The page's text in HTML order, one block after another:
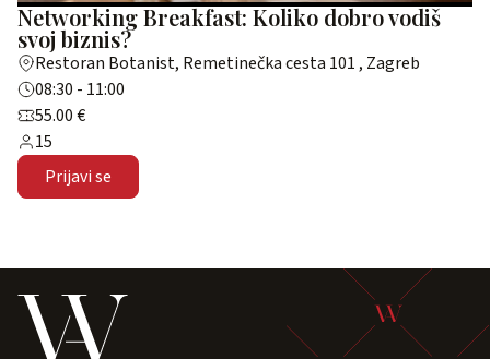
Networking Breakfast: Koliko dobro vodiš
svoj biznis?
Restoran Botanist, Remetinečka cesta 101 , Zagreb
08:30 - 11:00
55.00 €
15
Prijavi se